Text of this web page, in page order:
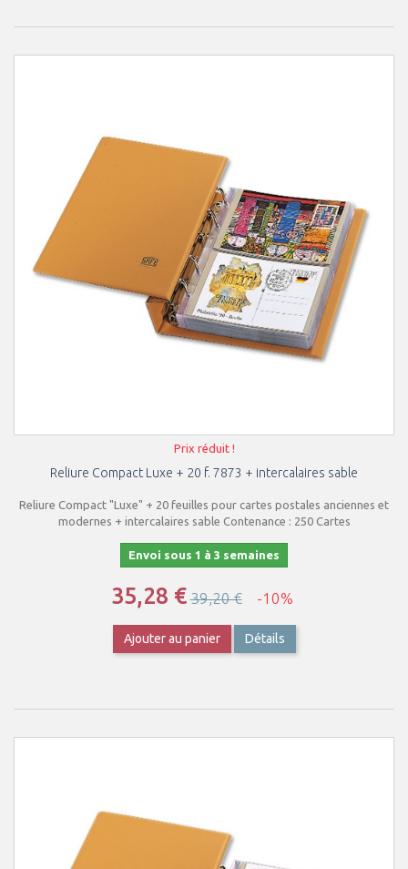
Prix réduit !
Reliure Compact Luxe + 20 f. 7873 + intercalaires sable
Reliure Compact "Luxe" + 20 feuilles pour cartes postales anciennes et
modernes + intercalaires sable Contenance : 250 Cartes
Envoi sous 1 à 3 semaines
35,28 €39,20 € -10%
Ajouter au panier Détails